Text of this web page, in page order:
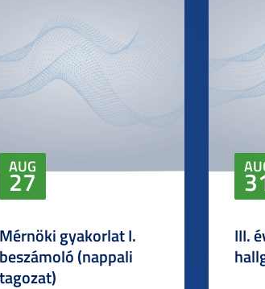
AUG
27
Mérnöki gyakorlat I.
beszámoló (nappali
tagozat)
III.